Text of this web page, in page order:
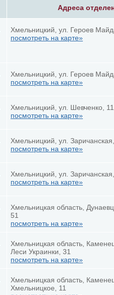
Адреса
Хмельницкий, ул. Героев
посмотреть на карте»
Хмельницкий, ул. Героев
посмотреть на карте»
Хмельницкий, ул. Шевченко, 11
посмотреть на карте»
Хмельницкий, ул.
посмотреть на карте»
Хмельницкий, ул.
посмотреть на карте»
Хмельницкая область,
51
посмотреть на карте»
Хмельницкая область,
Леси Украинки, 31
посмотреть на карте»
Хмельницкая область,
Хмельницкое, 11